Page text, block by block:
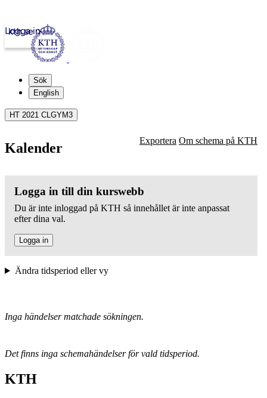
kth.se
Logga in
Sök
English
HT 2021 CLGYM3
Kalender Exportera Om schema på KTH
Logga in till din kurswebb
Du är inte inloggad på KTH så innehållet är inte anpassat
efter dina val.
Logga in
Ändra tidsperiod eller vy
Inga händelser matchade sökningen.
Det finns inga schemahändelser för vald tidsperiod.
KTH